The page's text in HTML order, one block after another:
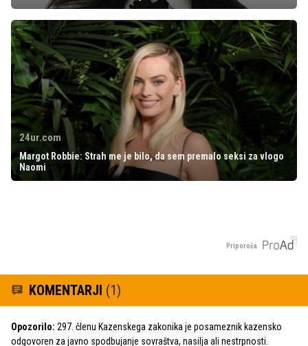
24ur.com
Margot Robbie: Strah me je bilo, da sem premalo seksi za vlogo
Naomi
Priporoča
KOMENTARJI (1)
Opozorilo: 297. členu Kazenskega zakonika je posameznik kazensko
odgovoren za javno spodbujanje sovraštva, nasilja ali nestrpnosti.